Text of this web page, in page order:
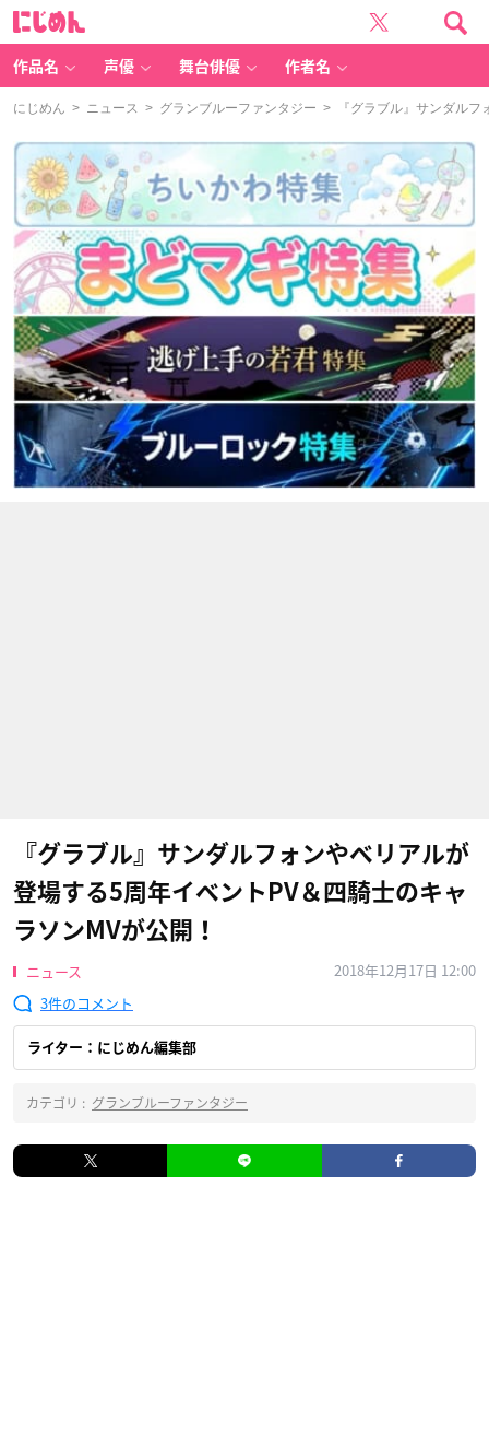
作品名 声優 舞台俳優 作者名
にじめん > ニュース > グランブルーファンタジー > 『グラブル』サンダルフ
『グラブル』サンダルフォンやベリアルが
登場する5周年イベントPV＆四騎士のキャ
ラソンMVが公開！
ニュース
2018年12月17日 12:00
3
ライター：にじめん編集部
カテゴリ : グランブルーファンタジー